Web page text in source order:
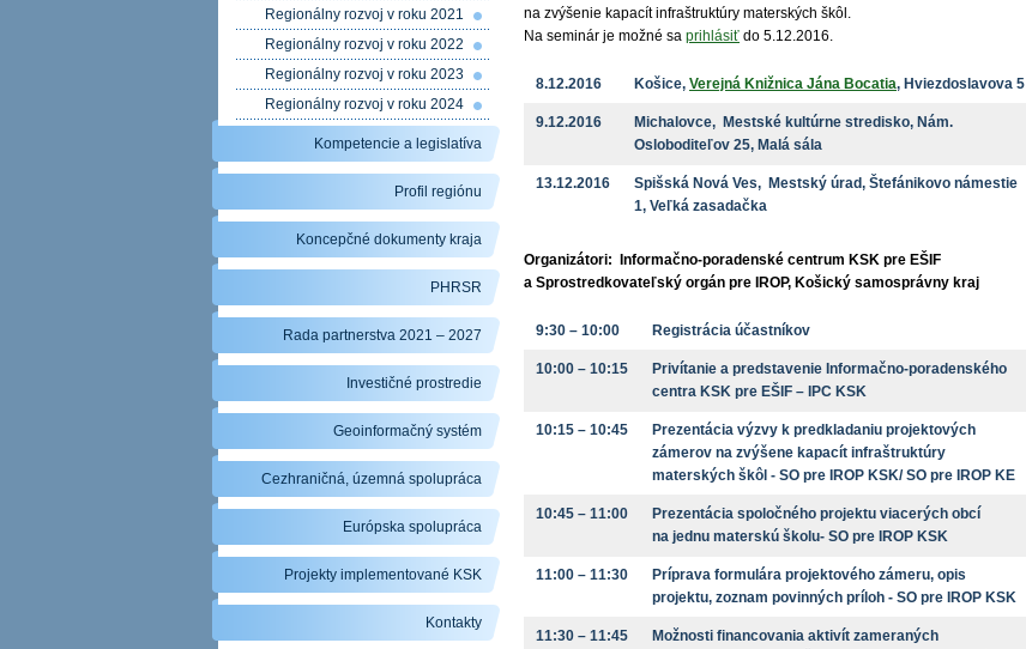
na zvýšenie kapacít infraštruktúry materských škôl.
Na seminár je možné sa prihlásiť do 5.12.2016.
8.12.2016 Košice, Verejná Knižnica Jána Bocatia, Hviezdoslavova 5
9.12.2016
Michalovce, Mestské kultúrne stredisko, Nám.
Osloboditeľov 25, Malá sála
13.12.2016
Spišská Nová Ves, Mestský úrad, Štefánikovo námestie
1, Veľká zasadačka
Organizátori: Informačno-poradenské centrum KSK pre EŠIF
a Sprostredkovateľský orgán pre IROP, Košický samosprávny kraj
9:30 – 10:00 Registrácia účastníkov
10:00 – 10:15
Privítanie a predstavenie Informačno-poradenského
centra KSK pre EŠIF – IPC KSK
10:15 – 10:45
Prezentácia výzvy k predkladaniu projektových
zámerov na zvýšene kapacít infraštruktúry
materských škôl - SO pre IROP KSK/ SO pre IROP KE
10:45 – 11:00
Prezentácia spoločného projektu viacerých obcí
na jednu materskú školu- SO pre IROP KSK
11:00 – 11:30
Príprava formulára projektového zámeru, opis
projektu, zoznam povinných príloh - SO pre IROP KSK
11:30 – 11:45
Možnosti financovania aktivít zameraných
Regionálny rozvoj v roku 2021
Regionálny rozvoj v roku 2022
Regionálny rozvoj v roku 2023
Regionálny rozvoj v roku 2024
Kompetencie a legislatíva
Profil regiónu
Koncepčné dokumenty kraja
PHRSR
Rada partnerstva 2021 – 2027
Investičné prostredie
Geoinformačný systém
Cezhraničná, územná spolupráca
Európska spolupráca
Projekty implementované KSK
Kontakty